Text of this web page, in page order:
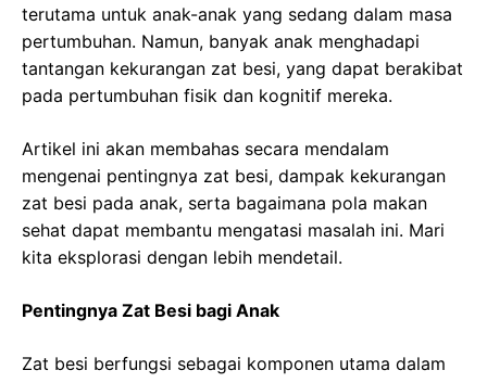
terutama untuk anak-anak yang sedang dalam masa
pertumbuhan. Namun, banyak anak menghadapi
tantangan kekurangan zat besi, yang dapat berakibat
pada pertumbuhan fisik dan kognitif mereka.
Artikel ini akan membahas secara mendalam
mengenai pentingnya zat besi, dampak kekurangan
zat besi pada anak, serta bagaimana pola makan
sehat dapat membantu mengatasi masalah ini. Mari
kita eksplorasi dengan lebih mendetail.
Pentingnya Zat Besi bagi Anak
Zat besi berfungsi sebagai komponen utama dalam